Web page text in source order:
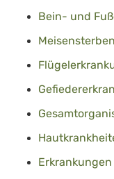
Bein- und